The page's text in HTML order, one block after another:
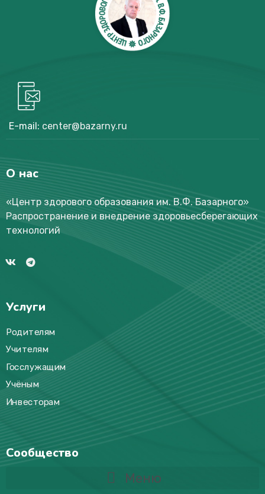
E-mail: center@bazarny.ru
О нас
«Центр здорового образования им. В.Ф. Базарного»
Распространение и внедрение здоровьесберегающих
технологий
Услуги
Родителям
Учителям
Госслужащим
Учёным
Инвесторам
Сообщество
Меню